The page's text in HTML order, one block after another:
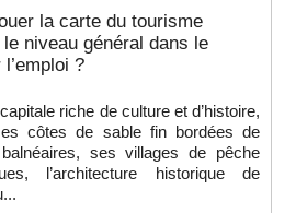
la carte du tourisme
niveau général dans le
?
riche de culture et d’histoire,
côtes de sable fin bordées de
ses villages de pêche
l’architecture historique de